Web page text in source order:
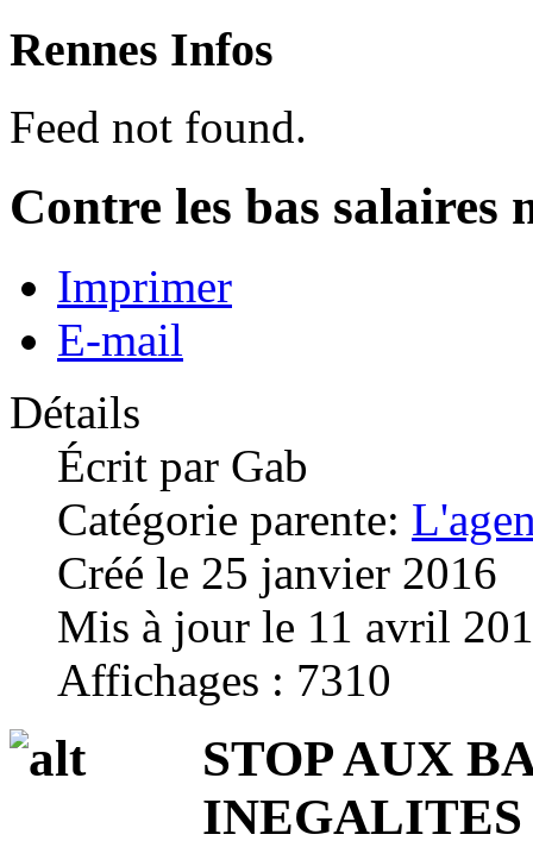
Rennes Infos
Feed not found.
Contre les bas salaires
Imprimer
E-mail
Détails
Écrit par Gab
Catégorie parente:
Créé le 25 janvier 2016
Mis à jour le 11 avril
Affichages : 7310
STOP AUX